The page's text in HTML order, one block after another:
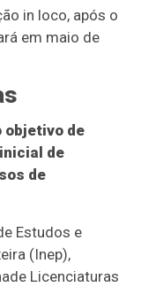
in loco, após o
em maio de
objetivo de
de
de
Estudos e
(Inep),
Licenciaturas